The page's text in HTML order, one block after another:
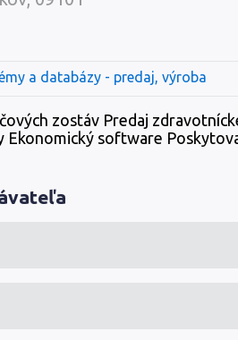
a databázy - predaj, výroba
zostáv Predaj
Ekonomický software